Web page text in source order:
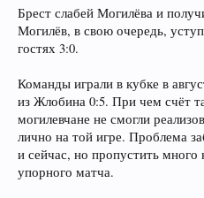
Брест слабей Могилёва и
Могилёв, в свою очередь,
гостях 3:0.
Команды играли в кубке в
из Жлобина 0:5. При чем счёт
могилевчане не смогли
лично на той игре. Проблема
и сейчас, но пропустить
упорного матча.